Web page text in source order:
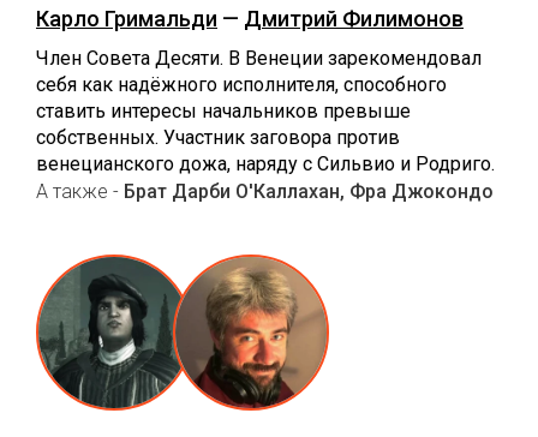
Карло Гримальди — Дмитрий Филимонов
Член Совета Десяти. В Венеции зарекомендовал
себя как надёжного исполнителя, способного
ставить интересы начальников превыше
собственных. Участник заговора против
венецианского дожа, наряду с Сильвио и Родриго.
А также - Брат Дарби О'Каллахан, Фра Джокондо